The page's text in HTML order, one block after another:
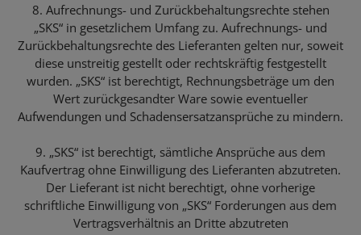
8. Aufrechnungs- und Zurückbehaltungsrechte stehen
„SKS“ in gesetzlichem Umfang zu. Aufrechnungs- und
Zurückbehaltungsrechte des Lieferanten gelten nur, soweit
diese unstreitig gestellt oder rechtskräftig festgestellt
wurden. „SKS“ ist berechtigt, Rechnungsbeträge um den
Wert zurückgesandter Ware sowie eventueller
Aufwendungen und Schadensersatzansprüche zu mindern.
9. „SKS“ ist berechtigt, sämtliche Ansprüche aus dem
Kaufvertrag ohne Einwilligung des Lieferanten abzutreten.
Der Lieferant ist nicht berechtigt, ohne vorherige
schriftliche Einwilligung von „SKS“ Forderungen aus dem
Vertragsverhältnis an Dritte abzutreten